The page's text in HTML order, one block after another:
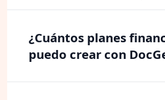
¿Cuántos planes
puedo crear con